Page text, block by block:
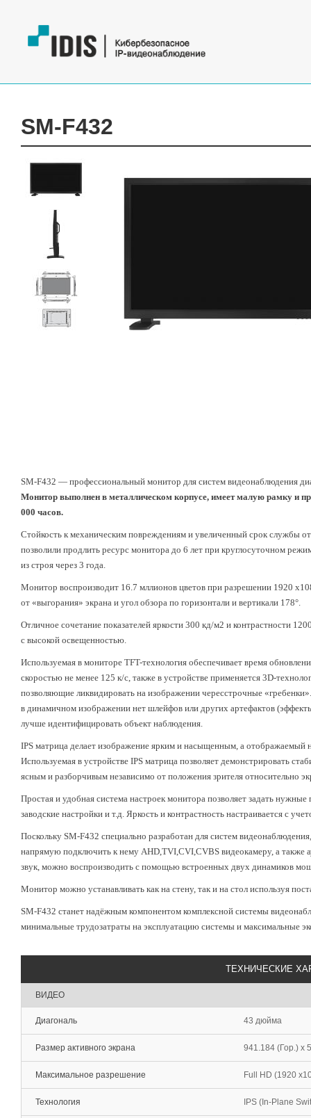
SM-F432
SM-F432 — профессиональный монитор для систем видеонаблюдения
Монитор выполнен в металлическом корпусе, имеет малую рамку и
000 часов.
Стойкость к механическим повреждениям и увеличенный срок службы
позволили продлить ресурс монитора до 6 лет при круглосуточном
из строя через 3 года.
Монитор воспроизводит 16.7 мллионов цветов при разрешении 1920
от «выгорания» экрана и угол обзора по горизонтали и вертикали 178°.
Отличное сочетание показателей яркости 300 кд/м2 и контрастности
с высокой освещенностью.
Используемая в мониторе TFT-технология обеспечивает время
скоростью не менее 125 к/с, также в устройстве применяется 3D-
позволяющие ликвидировать на изображении чересстрочные
в динамичном изображении нет шлейфов или других артефактов
лучше идентифицировать объект наблюдения.
IPS матрица делает изображение ярким и насыщенным, а
Используемая в устройстве IPS матрица позволяет демонстрировать
ясным и разборчивым независимо от положения зрителя относительно
Простая и удобная система настроек монитора позволяет задать
заводские настройки и т.д. Яркость и контрастность настраивается с
Поскольку SM-F432 специально разработан для систем
напрямую подключить к нему AHD,TVI,CVI,CVBS видеокамеру, а
звук, можно воспроизводить с помощью встроенных двух динамиков
Монитор можно устанавливать как на стену, так и на стол используя
SM-F432 станет надёжным компонентом комплексной системы
минимальные трудозатраты на эксплуатацию системы и максимальные
ТЕХНИЧЕСКИЕ
ВИДЕО
Диагональ 43 дюйма
Размер активного экрана 941.184 (Гор.) х
Максимальное разрешение Full HD (1920
Технология IPS (In-Plane